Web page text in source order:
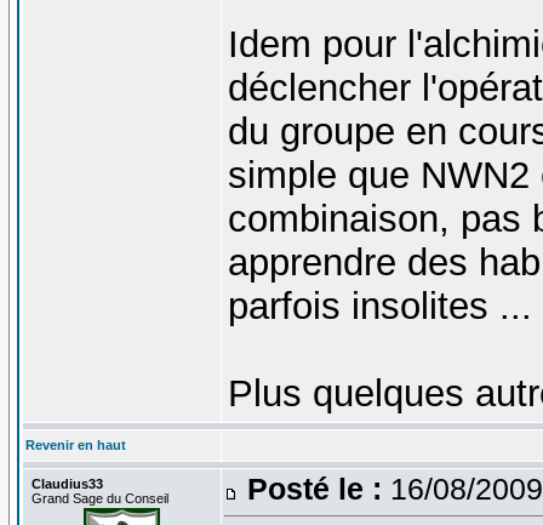
Idem pour
déclencher
du groupe en
simple que
combinaison, pas
apprendre des
parfois insolites ...
Plus quelques
Revenir en haut
Claudius33
Grand Sage du Conseil
Posté le : 16/08/